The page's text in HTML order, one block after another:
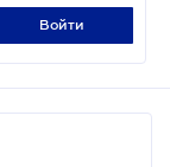
войти